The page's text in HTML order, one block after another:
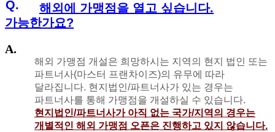
해외에 가맹점을 열고 싶습니다.
가능한가요?
해외 가맹점 개설은 희망하시는 지역의 현지 법인 또는
파트너사(마스터 프랜차이즈)의 유무에 따라
달라집니다. 현지법인/파트너사가 있는 경우는
파트너사를 통해 가맹점을 개설하실 수 있습니다.
현지법인/파트너사가 아직 없는 국가/지역의 경우는
개별적인 해외 가맹점 오픈은 진행하고 있지 않습니다.